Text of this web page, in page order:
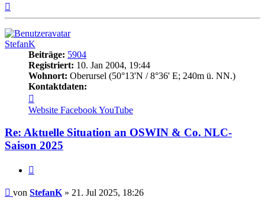
StefanK
Beiträge: 5904
Registriert: 10. Jan 2004, 19:44
Wohnort: Oberursel (50°13'N / 8°36' E; 240m ü. NN.)
Kontaktdaten:
von
StefanK
Website FacebookYouTube
Re: Aktuelle Situation an OSWIN & Co. NLC-
Saison 2025
Beitrag
von StefanK » 21. Jul 2025, 18:26